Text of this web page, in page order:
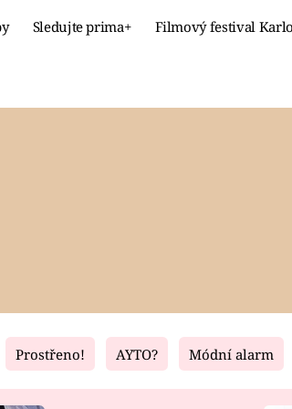
Sledujte prima+ Filmový festival
Living
Prostřeno! AYTO? Módní alarm